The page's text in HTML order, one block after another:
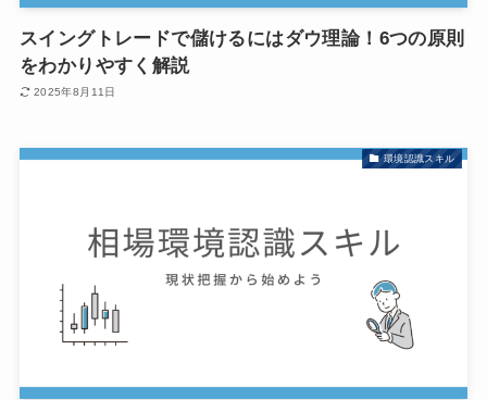
スイングトレードで儲けるにはダウ理論！6つの原則
をわかりやすく解説
2025年8月11日
環境認識スキル